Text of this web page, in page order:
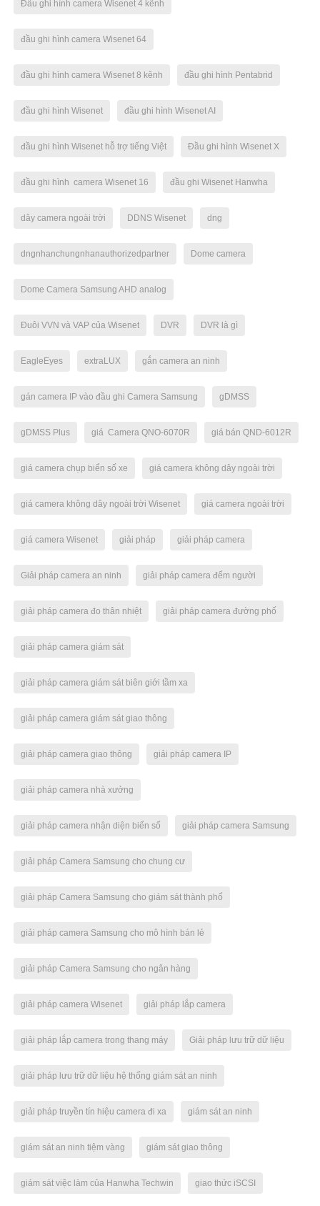
Đầu ghi hình camera Wisenet 4 kênh
đầu ghi hình camera Wisenet 64
đầu ghi hình camera Wisenet 8 kênh đầu ghi hình Pentabrid
đầu ghi hình Wisenet đầu ghi hình Wisenet AI
đầu ghi hình Wisenet hỗ trợ tiếng Việt Đầu ghi hình Wisenet X
đầu ghi hình camera Wisenet 16 đầu ghi Wisenet Hanwha
dây camera ngoài trời DDNS Wisenet dng
dngnhanchungnhanauthorizedpartner Dome camera
Dome Camera Samsung AHD analog
Đuôi VVN và VAP của Wisenet DVR DVR là gì
EagleEyes extraLUX gắn camera an ninh
gán camera IP vào đầu ghi Camera Samsung gDMSS
gDMSS Plus giá Camera QNO-6070R giá bán QND-6012R
giá camera chụp biển số xe giá camera không dây ngoài trời
giá camera không dây ngoài trời Wisenet giá camera ngoài trời
giá camera Wisenet giải pháp giải pháp camera
Giải pháp camera an ninh giải pháp camera đếm người
giải pháp camera đo thân nhiệt giải pháp camera đường phố
giải pháp camera giám sát
giải pháp camera giám sát biên giới tầm xa
giải pháp camera giám sát giao thông
giải pháp camera giao thông giải pháp camera IP
giải pháp camera nhà xưởng
giải pháp camera nhận diện biển số giải pháp camera Samsung
giải pháp Camera Samsung cho chung cư
giải pháp Camera Samsung cho giám sát thành phố
giải pháp camera Samsung cho mô hình bán lẻ
giải pháp Camera Samsung cho ngân hàng
giải pháp camera Wisenet giải pháp lắp camera
giải pháp lắp camera trong thang máy Giải pháp lưu trữ dữ liệu
giải pháp lưu trữ dữ liệu hệ thống giám sát an ninh
giải pháp truyền tín hiệu camera đi xa giám sát an ninh
giám sát an ninh tiệm vàng giám sát giao thông
giám sát việc làm của Hanwha Techwin giao thức iSCSI